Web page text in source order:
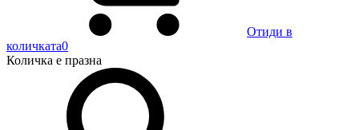
Отиди в
количката0
Количка е празна